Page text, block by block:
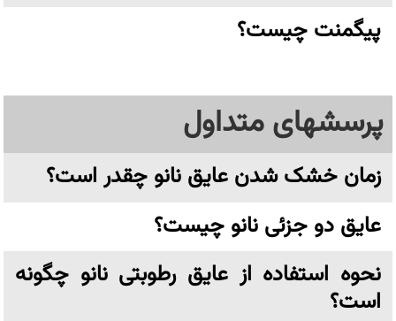
پیگمنت چیست؟
پرسشهای متداول
زمان خشک شدن عایق نانو چقدر است؟
عایق دو جزئی نانو چیست؟
نحوه استفاده از عایق رطوبتی نانو چگونه
است؟